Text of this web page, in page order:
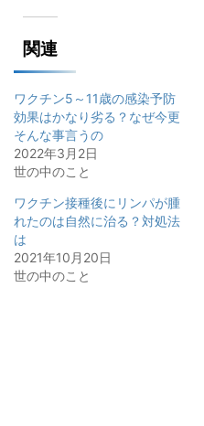
関連
ワクチン5～11歳の感染予防
効果はかなり劣る？なぜ今更
そんな事言うの
2022年3月2日
世の中のこと
ワクチン接種後にリンパが腫
れたのは自然に治る？対処法
は
2021年10月20日
世の中のこと